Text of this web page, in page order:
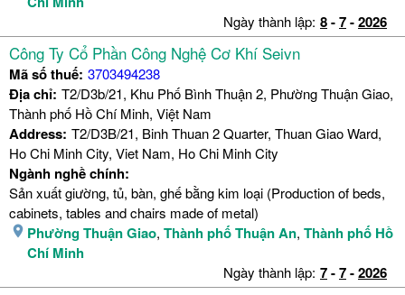
Ngày thành lập: 8-7-2026
Công Ty Cổ Phần Công Nghệ Cơ Khí Seivn
Mã số thuế: 3703494238
Địa chỉ: T2/D3b/21, Khu Phố Bình Thuận 2, Phường Thuận Giao,
Thành phố Hồ Chí Minh, Việt Nam
Address: T2/D3B/21, Binh Thuan 2 Quarter, Thuan Giao Ward,
Ho Chi Minh City, Viet Nam, Ho Chi Minh City
Ngành nghề chính:
Sản xuất giường, tủ, bàn, ghế bằng kim loại (Production of beds,
cabinets, tables and chairs made of metal)
Phường Thuận Giao, Thành phố Thuận An, Thành phố Hồ
Chí Minh
Ngày thành lập: 7-7-2026